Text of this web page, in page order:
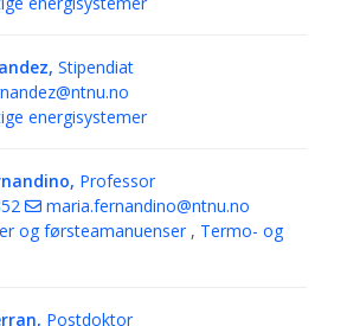
Stipendiat
energisystemer
Professor
maria.fernandino@ntnu.no
og førsteamanuenser , Termo- og
Postdoktor